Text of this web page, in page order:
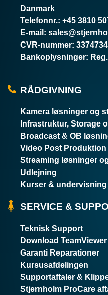
Danmark
Telefonnr.: +45 3810
E-mail :
CVR-nummer:
Bankoplysninger:
RÅDGIVNING
Kamera løsninger og
Infrastruktur, Storage
Broadcast & OB
Video Post Produktion
Streaming løsninger
Udlejning
Kurser & undervisning
SERVICE &
Teknisk Support
Download
Garanti Reparationer
Kursusafdelingen
Supportaftaler &
Stjernholm ProCare